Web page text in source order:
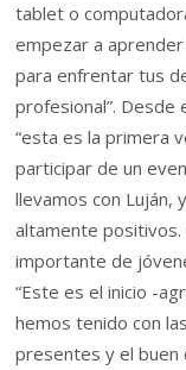
tablet o
empezar a
para enfrentar tus
profesional”.
“esta es la primera
participar de un
llevamos con Luján,
altamente positivos.
importante de
“Este es el inicio -
hemos tenido con
presentes y el buen